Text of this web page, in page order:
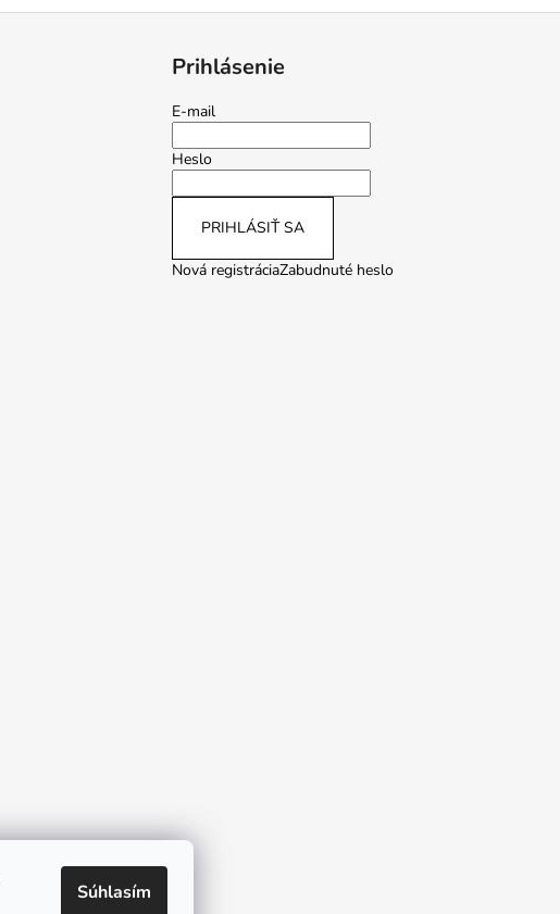
Súhlasím
Prihlásenie
E-mail
Heslo
PRIHLÁSIŤ SA
Nová registráciaZabudnuté heslo